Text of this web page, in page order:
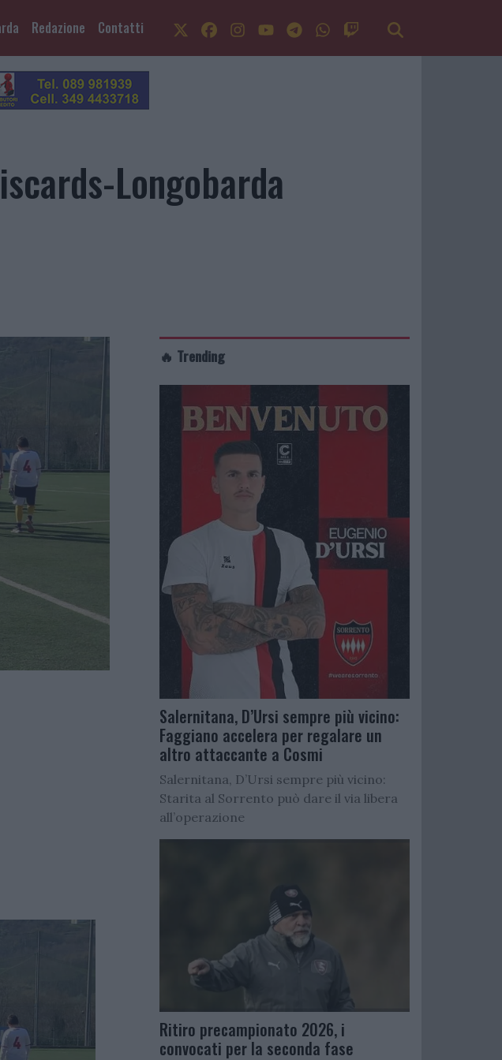
Redazione Contatti
Longobarda
🔥 Trending
Salernitana, D’Ursi sempre più vicino:
Faggiano accelera per regalare un
altro attaccante a Cosmi
Salernitana, D’Ursi sempre più vicino:
Starita al Sorrento può dare il via libera
all’operazione
Ritiro precampionato 2026, i
convocati per la seconda fase